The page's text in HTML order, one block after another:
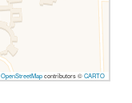
OpenStreetMapcontributors ©CARTO